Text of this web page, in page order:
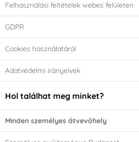
Felhasználási feltételek webes felületen
GDPR
Cookies használatáról
Adatvédelmi irányelvek
Hol találhat meg minket?
Minden személyes átvevőhely